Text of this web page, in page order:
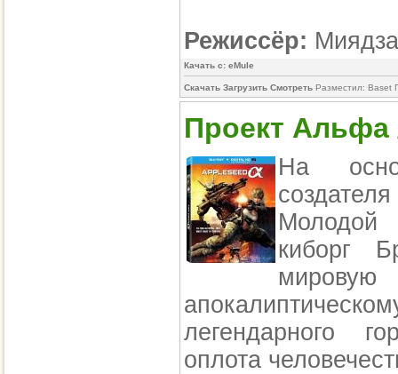
Режиссёр:
Качать с: eMule
Скачать Загрузить Смотреть Разместил: Baset
Проект Альфа
На
киборг
мировую
легендарного
оплота